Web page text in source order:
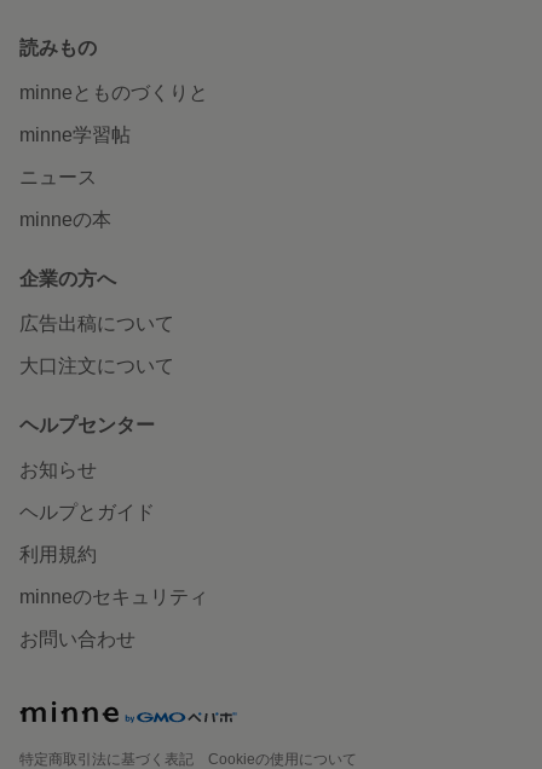
読みもの
minneとものづくりと
minne学習帖
ニュース
minneの本
企業の方へ
広告出稿について
大口注文について
ヘルプセンター
お知らせ
ヘルプとガイド
利用規約
minneのセキュリティ
お問い合わせ
特定商取引法に基づく表記
Cookieの使用について